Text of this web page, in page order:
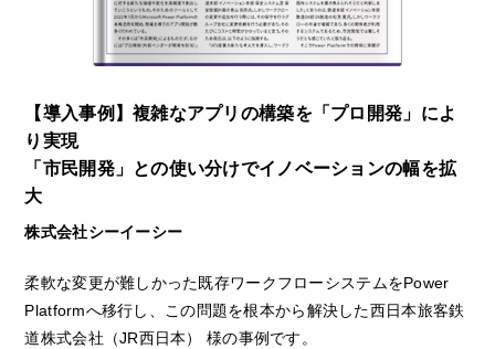
【導入事例】複雑なアプリの構築を「プロ開発」によ
り実現
「市民開発」との使い分けでイノベーションの幅を拡
大
株式会社シーイーシー
柔軟な変更が難しかった既存ワークフローシステムをPower
Platformへ移行し、この問題を根本から解決した西日本旅客鉄
道株式会社（JR西日本） 様の事例です。